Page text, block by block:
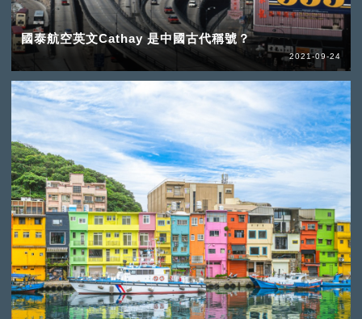
國泰航空英文Cathay 是中國古代稱號？
2021-09-24